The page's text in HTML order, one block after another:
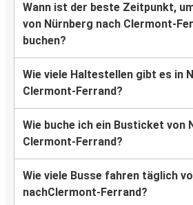
Wann ist der beste Zeitpunkt,
von Nürnberg nach Clermont-
buchen?
Wie viele Haltestellen gibt es in
Clermont-Ferrand?
Wie buche ich ein Busticket von
Clermont-Ferrand?
Wie viele Busse fahren täglich
nachClermont-Ferrand?